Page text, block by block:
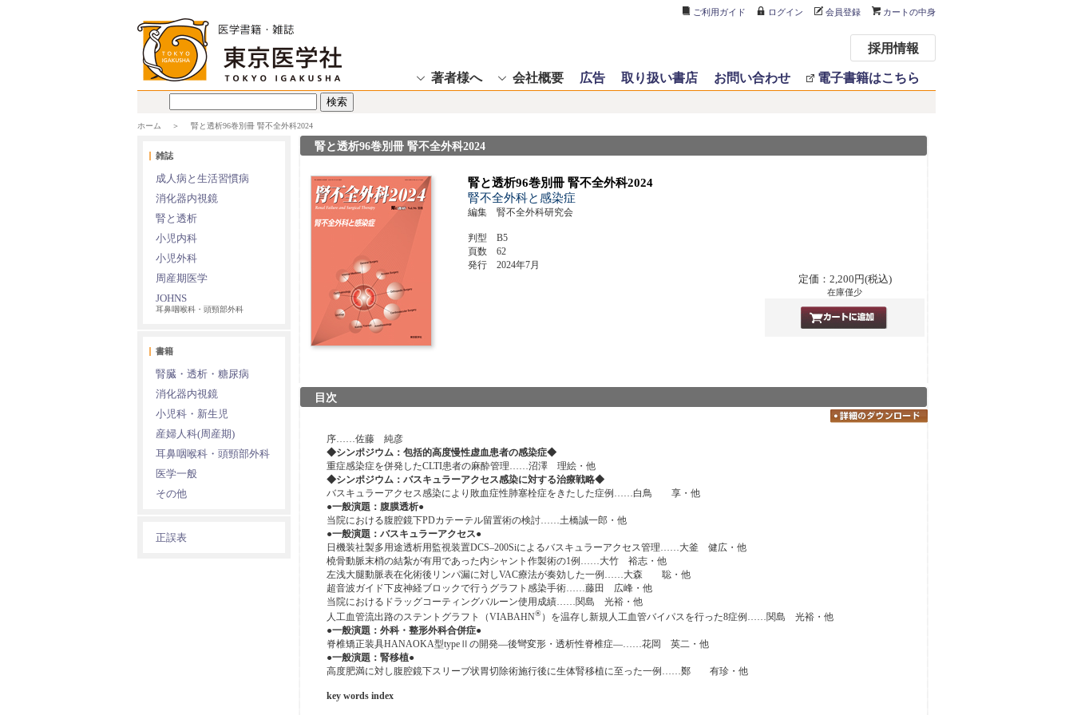
ご利用ガイド ログイン 会員登録 カートの中身
著者様へ 会社概要 広告 取り扱い書店 お問い合わせ 電子書籍はこちら
採用情報
ホーム 腎と透析96巻別冊 腎不全外科2024
雑誌
成人病と生活習慣病
消化器内視鏡
腎と透析
小児内科
小児外科
周産期医学
JOHNS
耳鼻咽喉科・頭頸部外科
書籍
腎臓・透析・糖尿病
消化器内視鏡
小児科・新生児
産婦人科(周産期)
耳鼻咽喉科・頭頸部外科
医学一般
その他
正誤表
腎と透析96巻別冊 腎不全外科2024
腎と透析96巻別冊 腎不全外科2024
腎不全外科と感染症
編集 腎不全外科研究会
判型 B5
頁数 62
発行 2024年7月
定価：2,200円(税込)
在庫僅少
目次
序……佐藤 純彦
◆シンポジウム：包括的高度慢性虚血患者の感染症◆
重症感染症を併発したCLTI患者の麻酔管理……沼澤 理絵・他
◆シンポジウム：バスキュラーアクセス感染に対する治療戦略◆
バスキュラーアクセス感染により敗血症性肺塞栓症をきたした症例……白鳥 享・他
●一般演題：腹膜透析●
当院における腹腔鏡下PDカテーテル留置術の検討……土橋誠一郎・他
●一般演題：バスキュラーアクセス●
日機装社製多用途透析用監視装置DCS‒200Siによるバスキュラーアクセス管理……大釜 健広・他
橈骨動脈末梢の結紮が有用であった内シャント作製術の1例……大竹 裕志・他
左浅大腿動脈表在化術後リンパ漏に対しVAC療法が奏効した一例……大森 聡・他
超音波ガイド下皮神経ブロックで行うグラフト感染手術……藤田 広峰・他
当院におけるドラッグコーティングバルーン使用成績……関島 光裕・他
人工血管流出路のステントグラフト（VIABAHN®）を温存し新規人工血管バイパスを行った8症例……関島 光裕・他
●一般演題：外科・整形外科合併症●
脊椎矯正装具HANAOKA型typeⅡの開発―後彎変形・透析性脊椎症―……花岡 英二・他
●一般演題：腎移植●
高度肥満に対し腹腔鏡下スリーブ状胃切除術施行後に生体腎移植に至った一例……鄭 有珍・他
key words index